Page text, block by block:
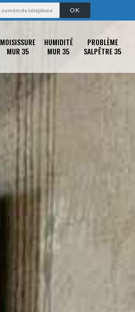
MOISISSURE
MUR 35
HUMIDITÉ
MUR 35
PROBLÈME
SALPÊTRE 35